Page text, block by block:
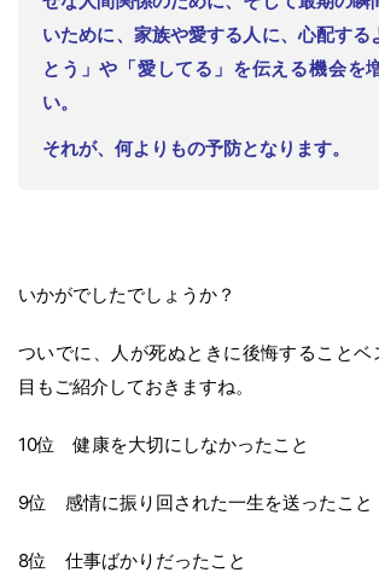
いために、家族や愛する人に、心配する
とう」や「愛してる」を伝える機会を
い。
それが、何よりもの予防となります。
いかがでしたでしょうか？
ついでに、人が死ぬときに後悔することベ
目もご紹介しておきますね。
10位 健康を大切にしなかったこと
9位 感情に振り回された一生を送ったこと
8位 仕事ばかりだったこと